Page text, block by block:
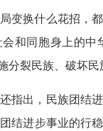
变换什么花招，
和同胞身上的
分裂民族、破坏
指出，民族团结
结进步事业的行